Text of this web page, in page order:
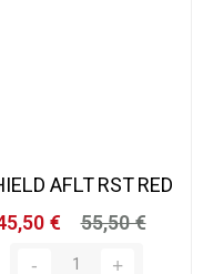
AFLT RST RED
€
55,50 €